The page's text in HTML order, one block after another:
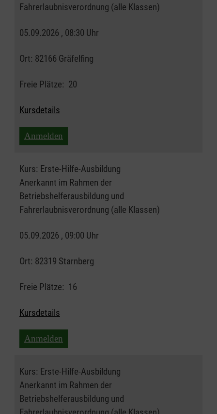
Fahrerlaubnisverordnung (alle Klassen)
05.09.2026 , 08:30 Uhr
Ort: 82166 Gräfelfing
Freie Plätze: 20
Kursdetails
Anmelden
Kurs: Erste-Hilfe-Ausbildung
Anerkannt im Rahmen der
Betriebshelferausbildung und
Fahrerlaubnisverordnung (alle Klassen)
05.09.2026 , 09:00 Uhr
Ort: 82319 Starnberg
Freie Plätze: 16
Kursdetails
Anmelden
Kurs: Erste-Hilfe-Ausbildung
Anerkannt im Rahmen der
Betriebshelferausbildung und